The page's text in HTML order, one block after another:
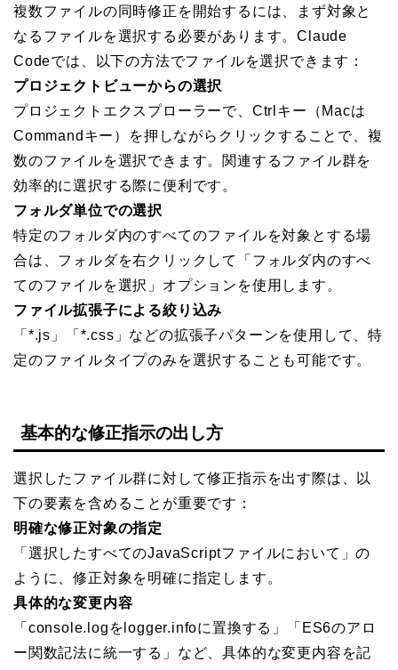
複数ファイルの同時修正を開始するには、まず対象と
なるファイルを選択する必要があります。Claude
Codeでは、以下の方法でファイルを選択できます：
プロジェクトビューからの選択
プロジェクトエクスプローラーで、Ctrlキー（Macは
Commandキー）を押しながらクリックすることで、複
数のファイルを選択できます。関連するファイル群を
効率的に選択する際に便利です。
フォルダ単位での選択
特定のフォルダ内のすべてのファイルを対象とする場
合は、フォルダを右クリックして「フォルダ内のすべ
てのファイルを選択」オプションを使用します。
ファイル拡張子による絞り込み
「*.js」「*.css」などの拡張子パターンを使用して、特
定のファイルタイプのみを選択することも可能です。
基本的な修正指示の出し方
選択したファイル群に対して修正指示を出す際は、以
下の要素を含めることが重要です：
明確な修正対象の指定
「選択したすべてのJavaScriptファイルにおいて」の
ように、修正対象を明確に指定します。
具体的な変更内容
「console.logをlogger.infoに置換する」「ES6のアロ
ー関数記法に統一する」など、具体的な変更内容を記